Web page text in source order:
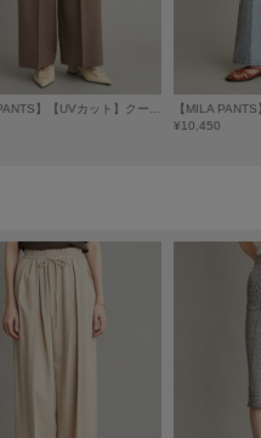
【MILA
¥10,450